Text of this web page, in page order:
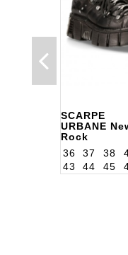
SCARPE
URBANE
Rock
ALK120NS26
36 37 38
43
44 45